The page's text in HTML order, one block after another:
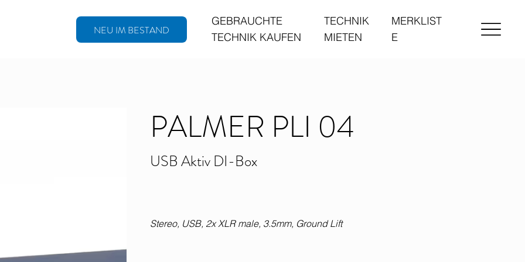
GEBRAUCHTE
TECHNIK KAUFEN
TECHNIK
MIETEN
MERKLIST
E
NEU IM BESTAND
PALMER PLI 04
USB Aktiv DI-Box
Stereo, USB, 2x XLR male, 3.5mm, Ground Lift